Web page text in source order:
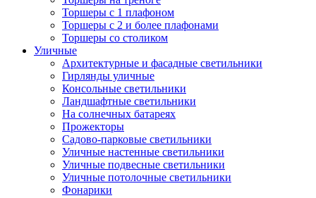
Торшеры с 1 плафоном
Торшеры с 2 и более плафонами
Торшеры со столиком
Уличные
Архитектурные и фасадные светильники
Гирлянды уличные
Консольные светильники
Ландшафтные светильники
На солнечных батареях
Прожекторы
Садово-парковые светильники
Уличные настенные светильники
Уличные подвесные светильники
Уличные потолочные светильники
Фонарики